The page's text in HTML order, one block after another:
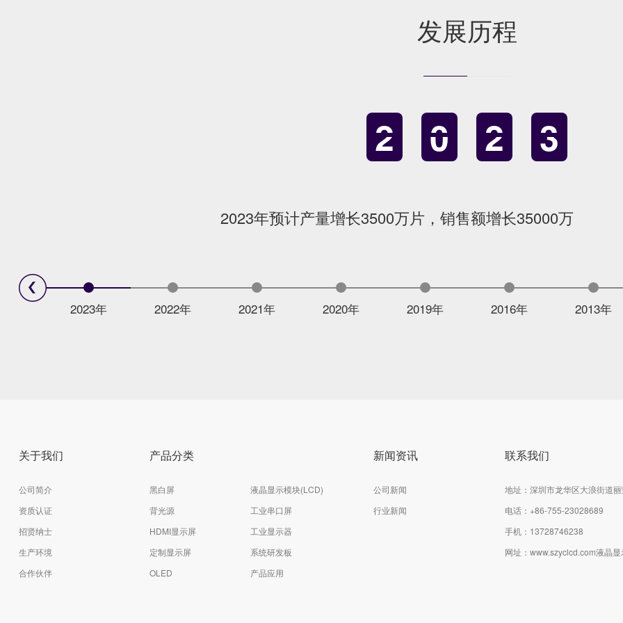
发展历程
2 0 2 3
2023年预计产量增长3500万片，销售额增长35000万
2023年 2022年 2021年 2020年 2019年 2016年 2013年
关于我们
公司简介
资质认证
招贤纳士
生产环境
合作伙伴
产品分类
黑白屏
液晶显示模块(LCD)
背光源
工业串口屏
HDMI显示屏
工业显示器
定制显示屏
系统研发板
OLED
产品应用
新闻资讯
公司新闻
行业新闻
联系我们
地址：深圳市龙华区大浪街道
电话： +86-755-23028689
手机：13728746238
网址： www.szyclcd.com液晶